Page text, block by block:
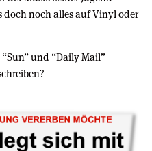
noch alles auf Vinyl oder
und “Daily Mail”